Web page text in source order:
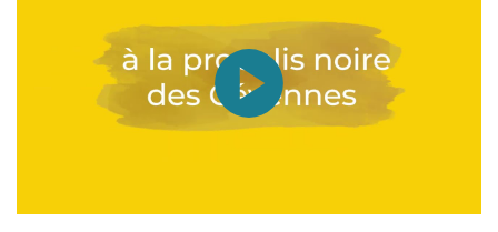
AHA en libération prolongée